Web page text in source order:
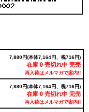
7,880円(本体7,164円、税716円)
在庫 0 売切れ中 完売
再入荷はメルマガで案内!!
7,880円(本体7,164円、税716円)
在庫 0 売切れ中 完売
再入荷はメルマガで案内!!